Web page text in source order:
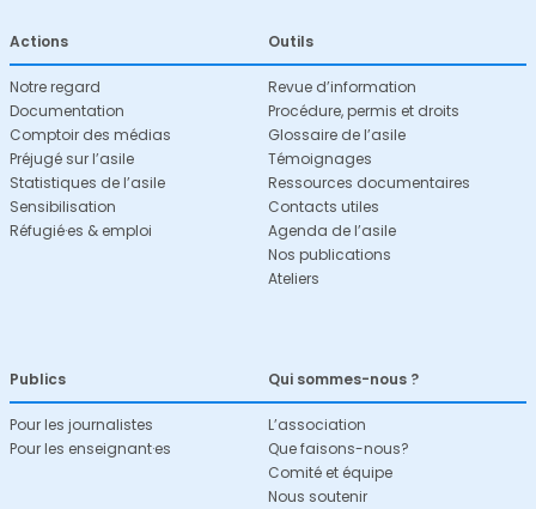
Actions
Notre regard
Documentation
Comptoir des médias
Préjugé sur l’asile
Statistiques de l’asile
Sensibilisation
Réfugié·es & emploi
Outils
Revue d’information
Procédure, permis et droits
Glossaire de l’asile
Témoignages
Ressources documentaires
Contacts utiles
Agenda de l’asile
Nos publications
Ateliers
Publics
Pour les journalistes
Pour les enseignant·es
Qui sommes-nous ?
L’association
Que faisons-nous?
Comité et équipe
Nous soutenir